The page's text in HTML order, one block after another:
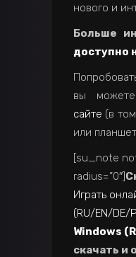
нового и
Больше
доступно
вы
сайте (в
или
[su_note
radius=”0″]
Играть
(RU/EN/DE/
Windows
скачать и